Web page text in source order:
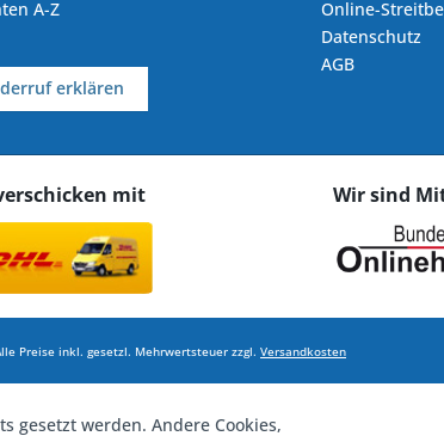
A-Z
erklären
Online-
Datenschutz
AGB
mit Wir sind
inkl. gesetzl. Mehrwertsteuer zzgl. Versandkosten
gesetzt werden. Andere Cookies,